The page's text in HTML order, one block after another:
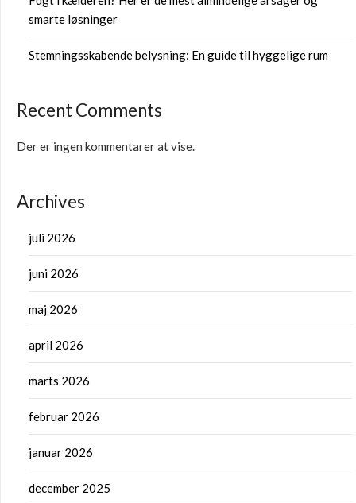
smarte løsninger
Stemningsskabende belysning: En guide til hyggelige rum
Recent Comments
Der er ingen kommentarer at vise.
Archives
juli 2026
juni 2026
maj 2026
april 2026
marts 2026
februar 2026
januar 2026
december 2025